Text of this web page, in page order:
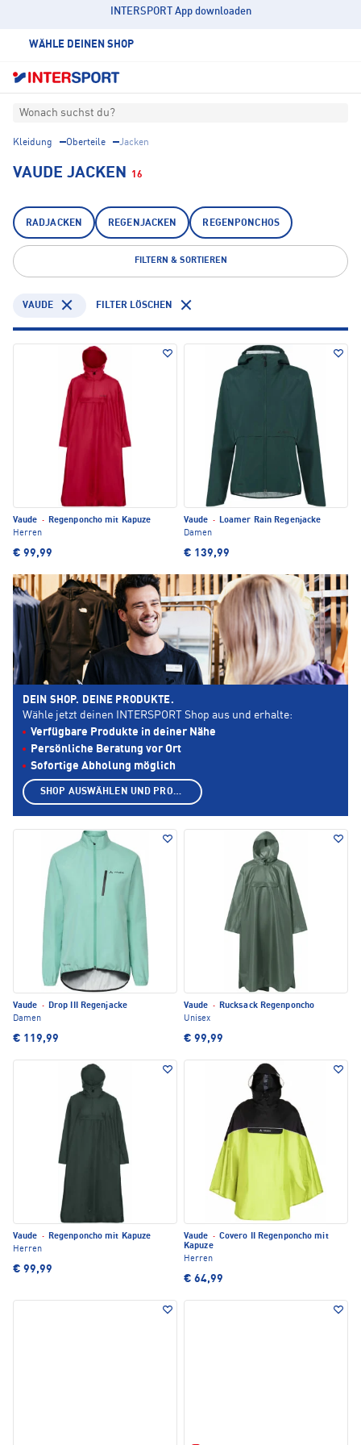
INTERSPORT App downloaden
WÄHLE DEINEN SHOP
Wonach suchst du?
Kleidung Oberteile Jacken
VAUDE JACKEN 16
RADJACKEN REGENJACKEN REGENPONCHOS
FILTERN & SORTIEREN
VAUDE FILTER LÖSCHEN
Vaude ·
Regenponcho mit Kapuze
Herren
€ 99,99
Vaude ·
Loamer Rain Regenjacke
Damen
€ 139,99
Vaude · Drop III Regenjacke
Damen
€ 119,99
Vaude · Rucksack Regenponcho
Unisex
€ 99,99
Vaude · Regenponcho mit Kapuze
Herren
€ 99,99
Vaude · Covero II Regenponcho mit
Kapuze
Herren
€ 64,99
DEIN SHOP. DEINE PRODUKTE.
Wähle jetzt deinen INTERSPORT Shop aus und erhalte:
Verfügbare Produkte in deiner Nähe
Persönliche Beratung vor Ort
Sofortige Abholung möglich
SHOP AUSWÄHLEN UND PRODUKTE ANZEIGEN